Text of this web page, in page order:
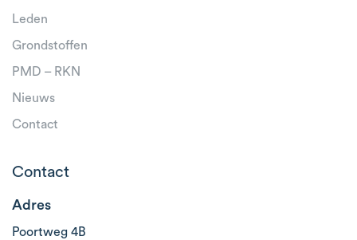
Leden
Grondstoffen
PMD – RKN
Nieuws
Contact
Contact
Adres
Poortweg 4B